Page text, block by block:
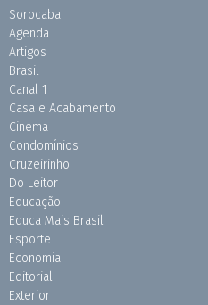
Sorocaba
Agenda
Artigos
Brasil
Canal 1
Casa e Acabamento
Cinema
Condomínios
Cruzeirinho
Do Leitor
Educação
Educa Mais Brasil
Esporte
Economia
Editorial
Exterior